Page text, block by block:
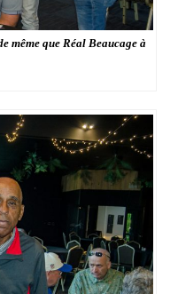
même que Réal Beaucage à